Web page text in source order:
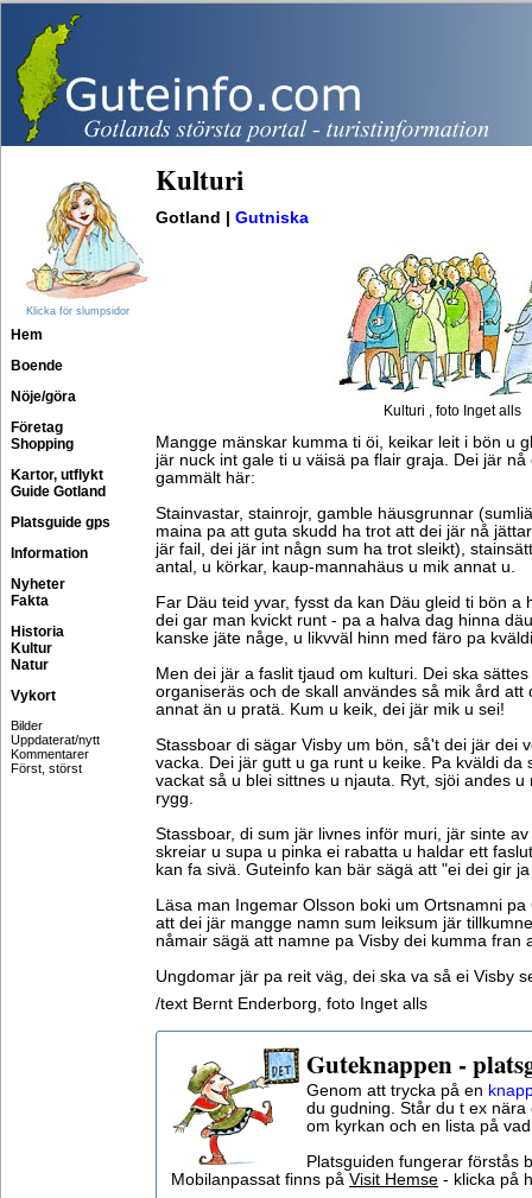
Klicka för slumpsidor
Hem
Boende
Nöje/göra
Företag
Shopping
Kartor, utflykt
Guide Gotland
Platsguide gps
Information
Nyheter
Fakta
Historia
Kultur
Natur
Vykort
Bilder
Uppdaterat/nytt
Kommentarer
Först, störst
Kulturi
Gotland | Gutniska
Kulturi , foto Inget alls
Mangge mänskar kumma ti öi, keikar leit i bön u
jär nuck int gale ti u väisä pa flair graja. Dei jär
gammält här:
Stainvastar, stainrojr, gamble häusgrunnar
maina pa att guta skudd ha trot att dei jär nå
jär fail, dei jär int någn sum ha trot sleikt),
antal, u körkar, kaup-mannahäus u mik annat u.
Far Däu teid yvar, fysst da kan Däu gleid ti bön a
dei gar man kvickt runt - pa a halva dag hinna
kanske jäte någe, u likvväl hinn med färo pa
Men dei jär a faslit tjaud om kulturi. Dei ska
organiseräs och de skall användes så mik ård att
annat än u pratä. Kum u keik, dei jär mik u sei!
Stassboar di sägar Visby um bön, så't dei jär dei
vacka. Dei jär gutt u ga runt u keike. Pa kväldi da
vackat så u blei sittnes u njauta. Ryt, sjöi andes
rygg.
Stassboar, di sum jär livnes inför muri, jär sinte
skreiar u supa u pinka ei rabatta u haldar ett
kan fa sivä. Guteinfo kan bär sägä att "ei dei gir
Läsa man Ingemar Olsson boki um Ortsnamni
att dei jär mangge namn sum leiksum jär
nåmair sägä att namne pa Visby dei kumma fran
Ungdomar jär pa reit väg, dei ska va så ei Visby
/text Bernt Enderborg, foto Inget alls
Guteknappen -
Genom att trycka på en
du gudning. Står du t ex
om kyrkan och en lista på
Platsguiden fungerar förstås
Mobilanpassat finns på Visit Hemse - klicka på